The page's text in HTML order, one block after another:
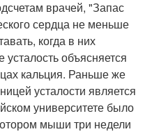
врачей, "Запас
сердца не меньше
когда в них
усталость объясняется
кальция. Раньше же
усталости является
университете было
мыши три недели